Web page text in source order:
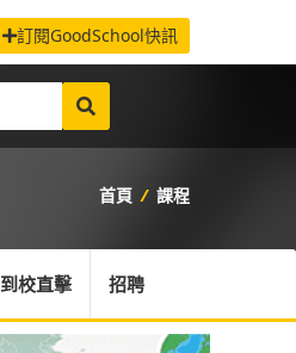
訂閱GoodSchool快訊
首頁 / 課程
到校直擊 招聘